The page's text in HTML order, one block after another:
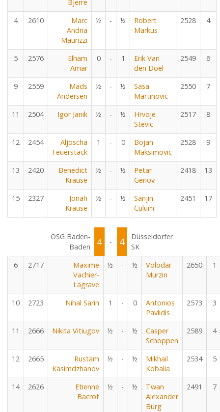
Bjerre
4
2610
Marc
Andria
Maurizzi
½ - ½
Robert
Markus
2528 4
5 2576
Elham
Amar
0 - 1
Erik Van
den Doel
2549 6
9 2559
Mads
Andersen
½ - ½
Sasa
Martinovic
2550 7
11 2504 Igor Janik ½ - ½
Hrvoje
Stevic
2517 8
12 2454
Aljoscha
Feuerstack
1 - 0
Bojan
Maksimovic
2528 9
13 2420
Benedict
Krause
½ - ½
Petar
Genov
2418 13
15 2327
Jonah
Krause
½ - ½
Sanjin
Culum
2451 17
OSG Baden-
Baden
4 - 4
Düsseldorfer
SK
6
2717
Maxime
Vachier-
Lagrave
½ - ½
Volodar
Murzin
2650 1
10 2723 Nihal Sarin 1 - 0
Antonios
Pavlidis
2573 3
11 2666 Nikita Vitiugov ½ - ½
Casper
Schoppen
2589 4
12 2665
Rustam
Kasimdzhanov
½ - ½
Mikhail
Kobalia
2534 5
14 2626
Etienne
Bacrot
½ - ½
Twan
Alexander
Burg
2491 7